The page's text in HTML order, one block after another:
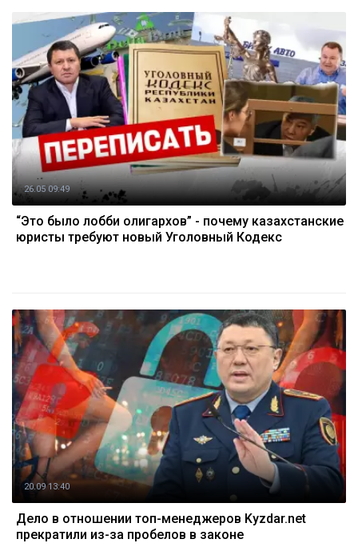
26.05 09:49
“Это было лобби олигархов” - почему казахстанские
юристы требуют новый Уголовный Кодекс
20.09 13:40
Дело в отношении топ-менеджеров Kyzdar.net
прекратили из-за пробелов в законе